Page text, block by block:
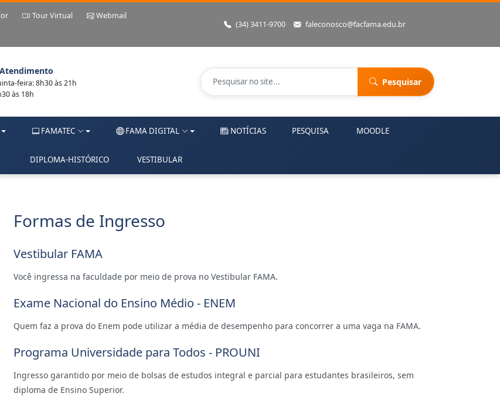
Tour Virtual
Webmail
(34) 3411-9700 faleconosco@facfama.edu.br
feira: 8h30 às 21h
às 18h
Pesquisar
FAMATEC FAMA DIGITAL NOTÍCIAS PESQUISA MOODLE
DIPLOMA-HISTÓRICO VESTIBULAR
Formas de Ingresso
Vestibular FAMA
Você ingressa na faculdade por meio de prova no Vestibular FAMA.
Exame Nacional do Ensino Médio - ENEM
Quem faz a prova do Enem pode utilizar a média de desempenho para concorrer a uma vaga na FAMA.
Programa Universidade para Todos - PROUNI
Ingresso garantido por meio de bolsas de estudos integral e parcial para estudantes brasileiros, sem
diploma de Ensino Superior.